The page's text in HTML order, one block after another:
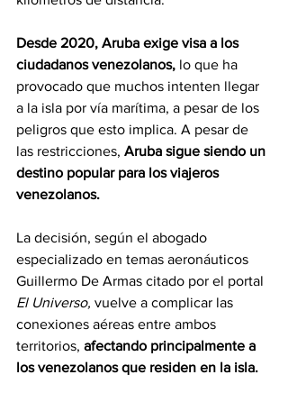
Desde 2020, Aruba exige visa a los
ciudadanos venezolanos, lo que ha
provocado que muchos intenten llegar
a la isla por vía marítima, a pesar de los
peligros que esto implica. A pesar de
las restricciones, Aruba sigue siendo un
destino popular para los viajeros
venezolanos.
La decisión, según el abogado
especializado en temas aeronáuticos
Guillermo De Armas citado por el portal
El Universo, vuelve a complicar las
conexiones aéreas entre ambos
territorios, afectando principalmente a
los venezolanos que residen en la isla.